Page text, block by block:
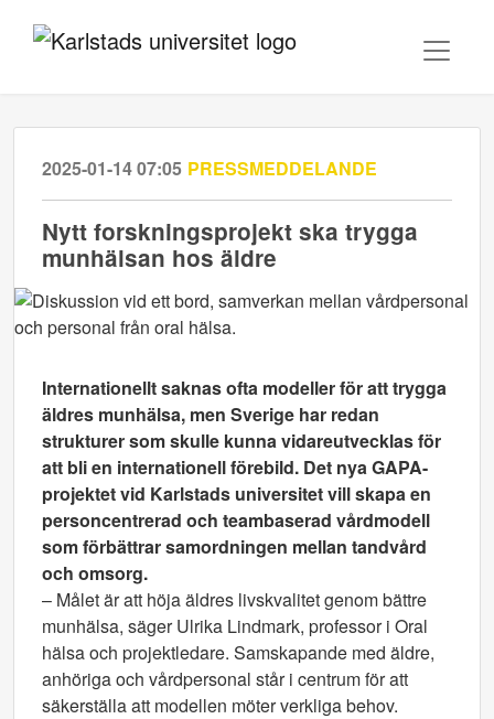
2025-01-14 07:05 PRESSMEDDELANDE
Nytt forskningsprojekt ska trygga
munhälsan hos äldre
Internationellt saknas ofta modeller för att trygga
äldres munhälsa, men Sverige har redan
strukturer som skulle kunna vidareutvecklas för
att bli en internationell förebild. Det nya GAPA-
projektet vid Karlstads universitet vill skapa en
personcentrerad och teambaserad vårdmodell
som förbättrar samordningen mellan tandvård
och omsorg.
– Målet är att höja äldres livskvalitet genom bättre
munhälsa, säger Ulrika Lindmark, professor i Oral
hälsa och projektledare. Samskapande med äldre,
anhöriga och vårdpersonal står i centrum för att
säkerställa att modellen möter verkliga behov.